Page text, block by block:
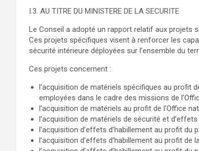
I.3. AU TITRE DU MINISTERE DE LA SECURITE
Le Conseil a adopté un rapport relatif aux projets
Ces projets spécifiques visent à renforcer les
sécurité intérieure déployées sur l’ensemble du
Ces projets concernent :
l’acquisition de matériels spécifiques au profit
employées dans le cadre des missions de
l’acquisition de matériels au profit de l’Office
l’acquisition de matériels de sécurité et
l’acquisition d’effets d’habillement au profit
l’acquisition d’effets d’habillement au profit